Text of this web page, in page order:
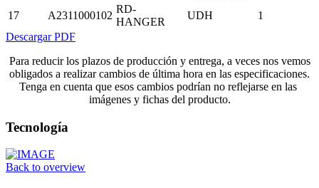
17 A2311000102
RD-
HANGER
UDH
1
Descargar PDF
Para reducir los plazos de producción y entrega, a veces nos vemos
obligados a realizar cambios de última hora en las especificaciones.
Tenga en cuenta que esos cambios podrían no reflejarse en las
imágenes y fichas del producto.
Tecnología
Back to overview